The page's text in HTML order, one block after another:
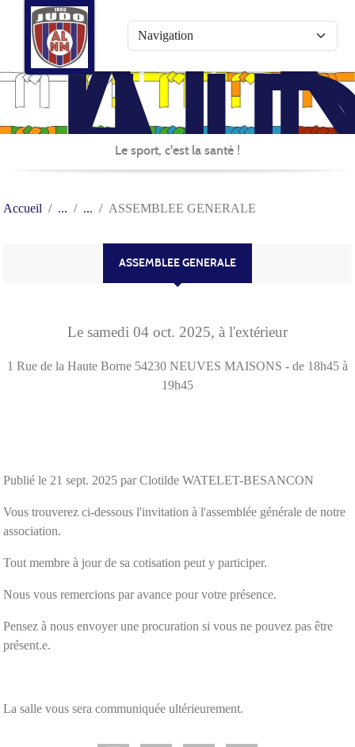
Le sport, c'est la santé !
Accueil ASSEMBLEE GENERALE
ASSEMBLEE GENERALE
Le samedi 04 oct. 2025, à l'extérieur
1 Rue de la Haute Borne 54230 NEUVES MAISONS - de 18h45 à
19h45
Publié le 21 sept. 2025 par Clotilde WATELET-BESANCON
Vous trouverez ci-dessous l'invitation à l'assemblée générale de notre
association.
Tout membre à jour de sa cotisation peut y participer.
Nous vous remercions par avance pour votre présence.
Pensez à nous envoyer une procuration si vous ne pouvez pas être
présent.e.
La salle vous sera communiquée ultérieurement.
Panneau de gestion des cookies